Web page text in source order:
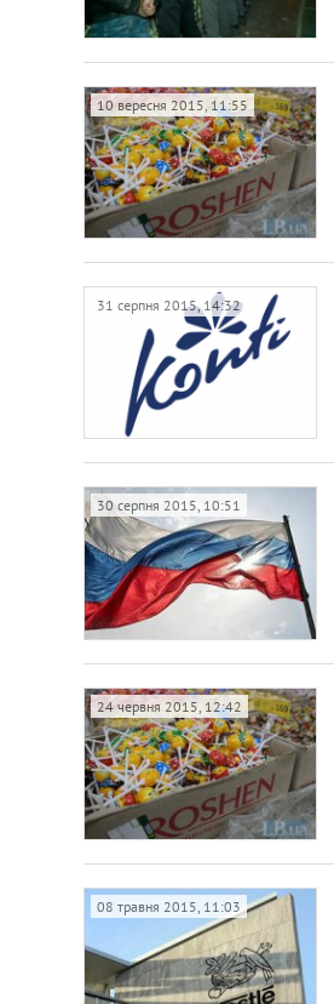
10 вересня 2015, 11:55
31 серпня 2015, 14:32
30 серпня 2015, 10:51
24 червня 2015, 12:42
08 травня 2015, 11:03